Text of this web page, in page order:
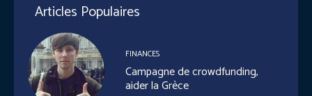
Articles Populaires
FINANCES
Campagne de crowdfunding,
aider la Grèce